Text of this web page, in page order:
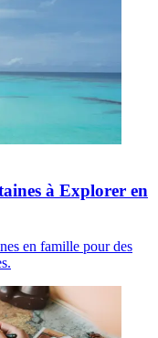
à Explorer en
en famille pour des